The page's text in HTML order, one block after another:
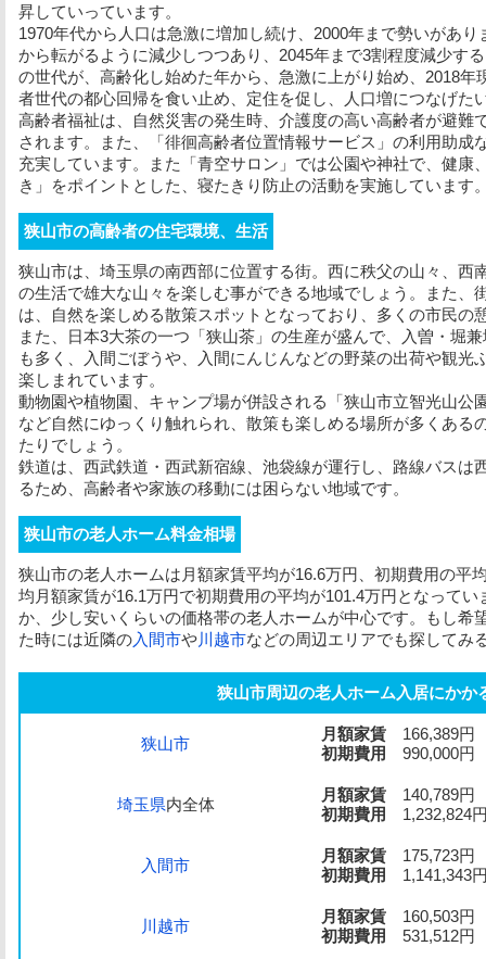
昇していっています。
1970年代から人口は急激に増加し続け、2000年まで勢いがあ
から転がるように減少しつつあり、2045年まで3割程度減少す
の世代が、高齢化し始めた年から、急激に上がり始め、2018
者世代の都心回帰を食い止め、定住を促し、人口増につなげた
高齢者福祉は、自然災害の発生時、介護度の高い高齢者が避難
されます。また、「徘徊高齢者位置情報サービス」の利用助成
充実しています。また「青空サロン」では公園や神社で、健康
き」をポイントとした、寝たきり防止の活動を実施しています
狭山市の高齢者の住宅環境、生活
狭山市は、埼玉県の南西部に位置する街。西に秩父の山々、西
の生活で雄大な山々を楽しむ事ができる地域でしょう。また、
は、自然を楽しめる散策スポットとなっており、多くの市民の
また、日本3大茶の一つ「狭山茶」の生産が盛んで、入曽・堀
も多く、入間ごぼうや、入間にんじんなどの野菜の出荷や観光
楽しまれています。
動物園や植物園、キャンプ場が併設される「狭山市立智光山公
など自然にゆっくり触れられ、散策も楽しめる場所が多くある
たりでしょう。
鉄道は、西武鉄道・西武新宿線、池袋線が運行し、路線バスは
るため、高齢者や家族の移動には困らない地域です。
狭山市の老人ホーム料金相場
狭山市の老人ホームは 月額家賃平均が16.6万円、 初期費用の平
均 月額家賃が16.1万円で初期費用の平均が101.4万円となって
か、少し安いくらいの価格帯の老人ホームが中心です。もし希
た時には近隣の入間市や川越市などの周辺エリアでも探してみ
狭山市周辺の老人ホーム入居にかか
狭山市
月額家賃 166,389円
初期費用
990,000円
埼玉県内全体
月額家賃 140,789円
初期費用
1,232,824
入間市
月額家賃 175,723円
初期費用
1,141,343
川越市
月額家賃 160,503円
初期費用
531,512円